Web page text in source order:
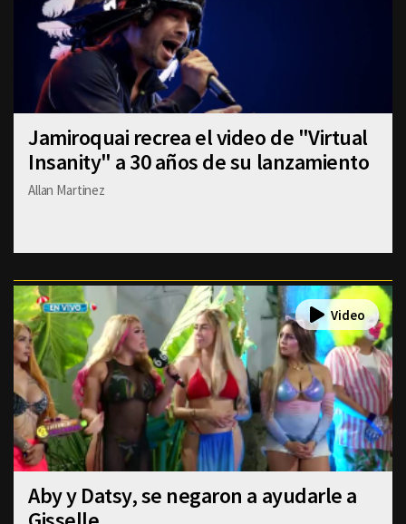
Jamiroquai recrea el video de "Virtual
Insanity" a 30 años de su lanzamiento
Allan Martinez
Aby y Datsy, se negaron a ayudarle a